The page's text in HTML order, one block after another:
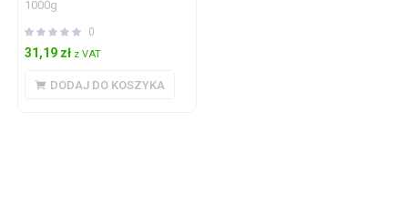
1000g
0
31,19 zł z VAT
DODAJ DO KOSZYKA